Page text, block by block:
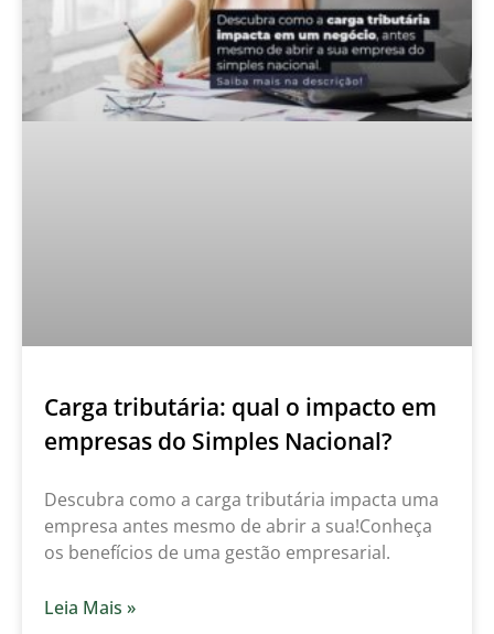
Carga tributária: qual o impacto em
empresas do Simples Nacional?
Descubra como a carga tributária impacta uma
empresa antes mesmo de abrir a sua!Conheça
os benefícios de uma gestão empresarial.
Leia Mais »